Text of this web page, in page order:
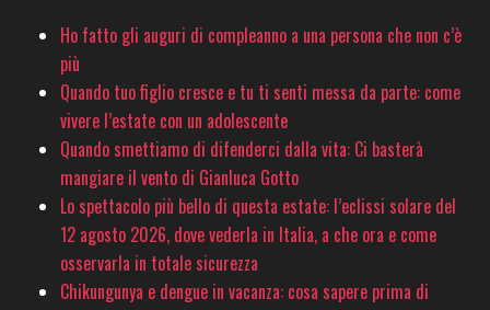
Ho fatto gli auguri di compleanno a una persona che non c’è
più
Quando tuo figlio cresce e tu ti senti messa da parte: come
vivere l’estate con un adolescente
Quando smettiamo di difenderci dalla vita: Ci basterà
mangiare il vento di Gianluca Gotto
Lo spettacolo più bello di questa estate: l’eclissi solare del
12 agosto 2026, dove vederla in Italia, a che ora e come
osservarla in totale sicurezza
Chikungunya e dengue in vacanza: cosa sapere prima di